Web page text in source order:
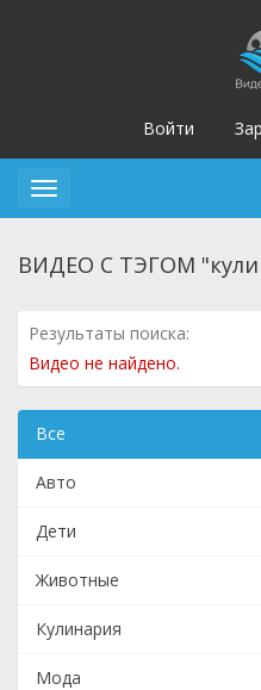
Войти
Toggle
ВИДЕО С ТЭГОМ
Результаты поиска:
Видео не найдено.
Все
Авто
Дети
Животные
Кулинария
Мода